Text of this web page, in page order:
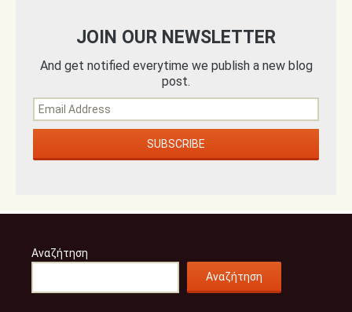
JOIN OUR NEWSLETTER
And get notified everytime we publish a new blog
post.
Αναζήτηση
Αναζήτηση